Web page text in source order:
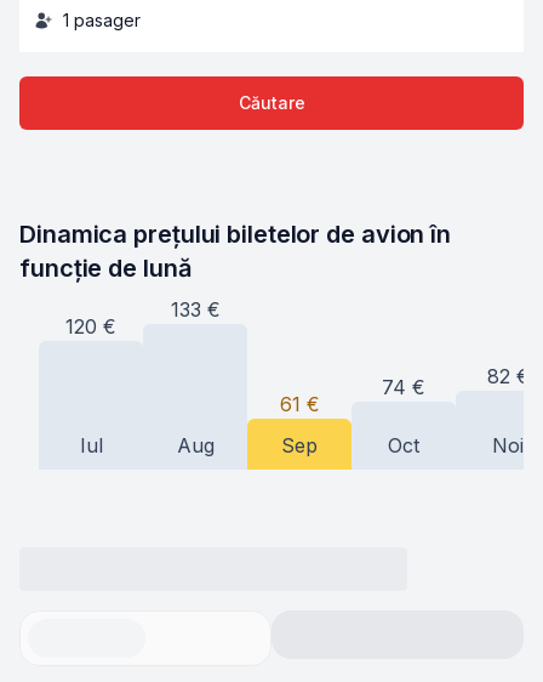
1 pasager
Căutare
Dinamica prețului biletelor de avion în
funcție de lună
120 €
Iul
133 €
Aug
61 €
Sep
74 €
Oct
82 €
Noi